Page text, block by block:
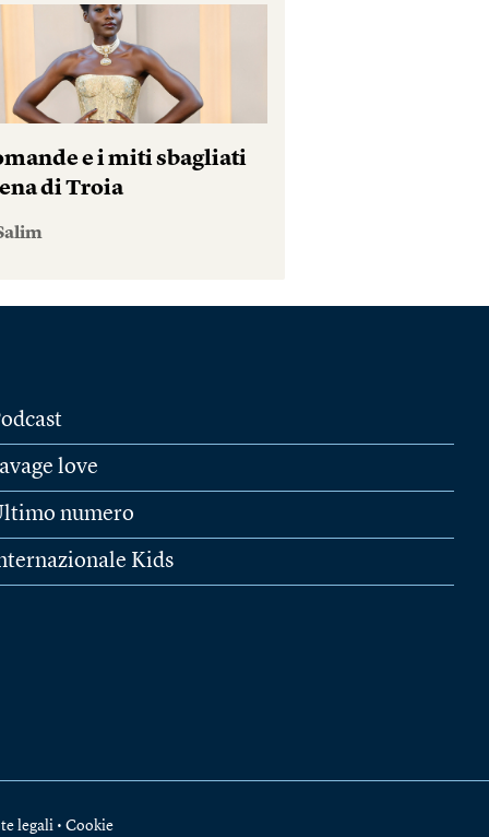
e i miti sbagliati
di Troia
love
numero
Kids
legali • Cookie